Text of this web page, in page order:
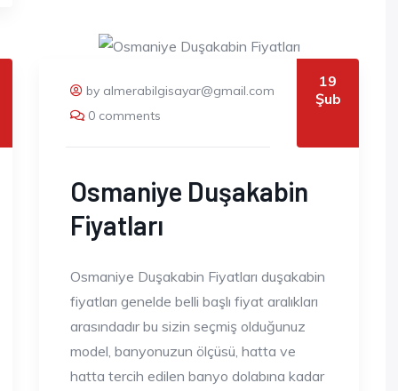
by almerabilgisayar@gmail.com
0 comments
19
Şub
Osmaniye Duşakabin
Fiyatları
Osmaniye Duşakabin Fiyatları duşakabin
fiyatları genelde belli başlı fiyat aralıkları
arasındadır bu sizin seçmiş olduğunuz
model, banyonuzun ölçüsü, hatta ve
hatta tercih edilen banyo dolabına kadar